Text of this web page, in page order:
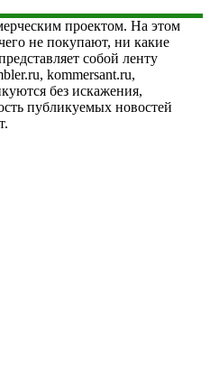
проектом. На этом
не покупают, ни какие
собой ленту
kommersant.ru,
без искажения,
публикуемых новостей